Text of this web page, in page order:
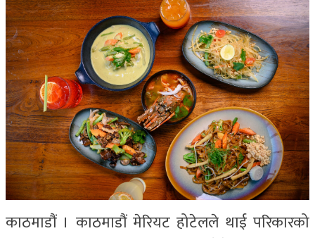
काठमाडौं । काठमाडौं मेरियट होटेलले थाई परिकारको